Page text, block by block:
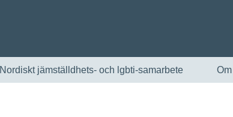
Nordiskt jämställdhets- och lgbti-samarbete